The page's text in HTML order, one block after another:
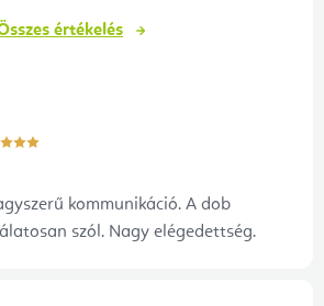
értékelés
kommunikáció. A dob
szól. Nagy elégedettség.